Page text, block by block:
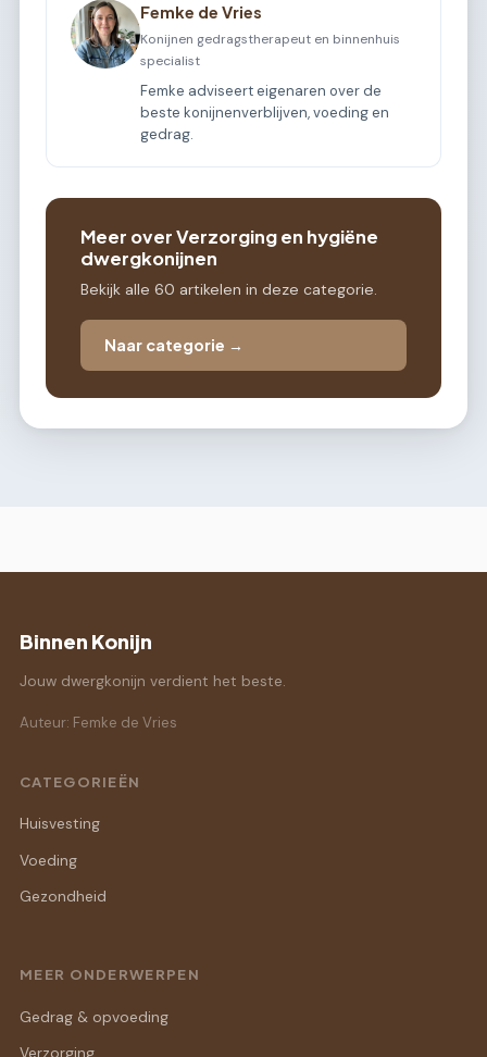
Femke de Vries
Konijnen gedragstherapeut en binnenhuis
specialist
Femke adviseert eigenaren over de
beste konijnenverblijven, voeding en
gedrag.
Meer over Verzorging en hygiëne
dwergkonijnen
Bekijk alle 60 artikelen in deze categorie.
Naar categorie →
Binnen Konijn
Jouw dwergkonijn verdient het beste.
Auteur: Femke de Vries
CATEGORIEËN
Huisvesting
Voeding
Gezondheid
MEER ONDERWERPEN
Gedrag & opvoeding